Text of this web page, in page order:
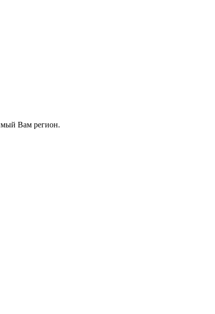
Вам регион.